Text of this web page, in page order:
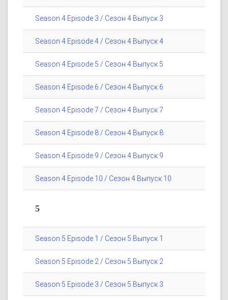
Season 4 Episode 3 / Сезон 4 Выпуск 3
Season 4 Episode 4 / Сезон 4 Выпуск 4
Season 4 Episode 5 / Сезон 4 Выпуск 5
Season 4 Episode 6 / Сезон 4 Выпуск 6
Season 4 Episode 7 / Сезон 4 Выпуск 7
Season 4 Episode 8 / Сезон 4 Выпуск 8
Season 4 Episode 9 / Сезон 4 Выпуск 9
Season 4 Episode 10 / Сезон 4 Выпуск 10
5
Season 5 Episode 1 / Сезон 5 Выпуск 1
Season 5 Episode 2 / Сезон 5 Выпуск 2
Season 5 Episode 3 / Сезон 5 Выпуск 3